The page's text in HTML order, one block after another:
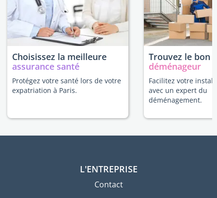
Choisissez la meilleure
assurance santé
Protégez votre santé lors de votre
expatriation à Paris.
Trouvez le bon
déménageur
Facilitez votre
avec un expert du
déménagement.
L'ENTREPRISE
Contact